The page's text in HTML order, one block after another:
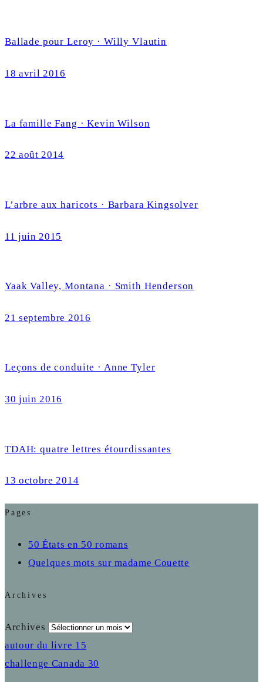
Ballade pour Leroy · Willy Vlautin
18 avril 2016
La famille Fang · Kevin Wilson
22 août 2014
L’arbre aux haricots · Barbara Kingsolver
11 juin 2015
Yaak Valley, Montana · Smith Henderson
21 septembre 2016
Leçons de conduite · Anne Tyler
30 juin 2016
TDAH: quatre lettres étourdissantes
13 octobre 2014
Pages
50 États en 50 romans
Quelques mots sur madame Couette
Archives
Archives
autour du livre 15
challenge Canada 30